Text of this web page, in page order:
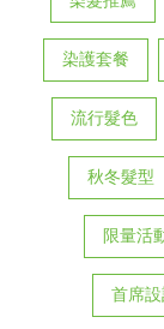
染護套餐
流行髮色
秋冬髮型
限量活
首席